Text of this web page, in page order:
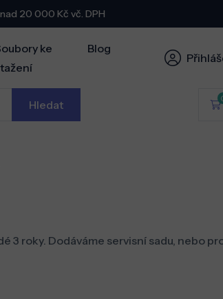
20 000 Kč vč. DPH
ke
Blog
Hledat
3 roky. Dodáváme servisní sadu, nebo